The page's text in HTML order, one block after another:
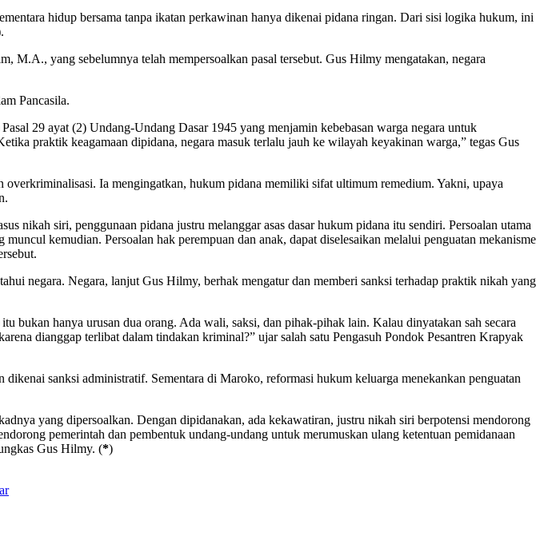
hidup bersama tanpa ikatan perkawinan hanya dikenai pidana ringan. Dari sisi logika hukum, ini
yang sebelumnya telah mempersoalkan pasal tersebut. Gus Hilmy mengatakan, negara
Pancasila.
29 ayat (2) Undang-Undang Dasar 1945 yang menjamin kebebasan warga negara untuk
praktik keagamaan dipidana, negara masuk terlalu jauh ke wilayah keyakinan warga,” tegas Gus
Ia mengingatkan, hukum pidana memiliki sifat ultimum remedium. Yakni, upaya
nikah siri, penggunaan pidana justru melanggar asas dasar hukum pidana itu sendiri. Persoalan utama
kemudian. Persoalan hak perempuan dan anak, dapat diselesaikan melalui penguatan mekanisme
negara. Negara, lanjut Gus Hilmy, berhak mengatur dan memberi sanksi terhadap praktik nikah yang
bukan hanya urusan dua orang. Ada wali, saksi, dan pihak-pihak lain. Kalau dinyatakan sah secara
dianggap terlibat dalam tindakan kriminal?” ujar salah satu Pengasuh Pondok Pesantren Krapyak
sanksi administratif. Sementara di Maroko, reformasi hukum keluarga menekankan penguatan
yang dipersoalkan. Dengan dipidanakan, ada kekawatiran, justru nikah siri berpotensi mendorong
pemerintah dan pembentuk undang-undang untuk merumuskan ulang ketentuan pemidanaan
Gus Hilmy. (*)